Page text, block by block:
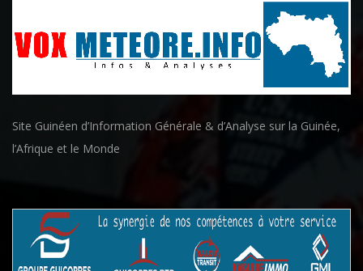
Site Guinéen d’Information Générale & d’Analyse sur la Guinée,
l’Afrique et le Monde